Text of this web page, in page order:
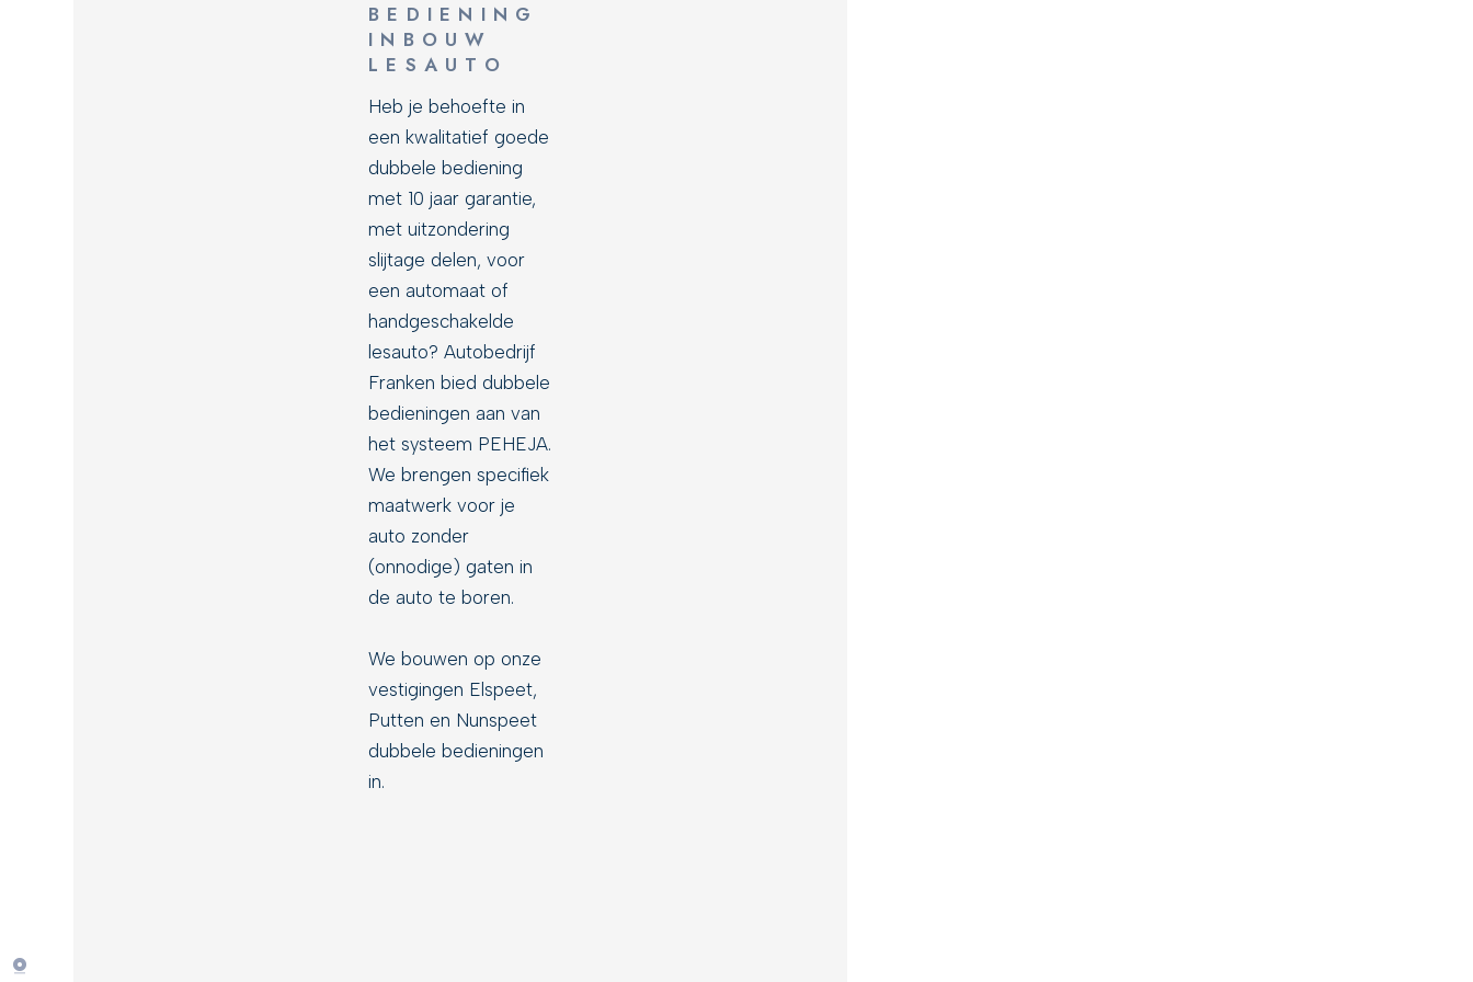
BEDIENING
INBOUW
LESAUTO
Heb je behoefte in
een kwalitatief goede
dubbele bediening
met 10 jaar garantie,
met uitzondering
slijtage delen, voor
een automaat of
handgeschakelde
lesauto? Autobedrijf
Franken bied dubbele
bedieningen aan van
het systeem PEHEJA.
We brengen specifiek
maatwerk voor je
auto zonder
(onnodige) gaten in
de auto te boren.
We bouwen op onze
vestigingen Elspeet,
Putten en Nunspeet
dubbele bedieningen
in.